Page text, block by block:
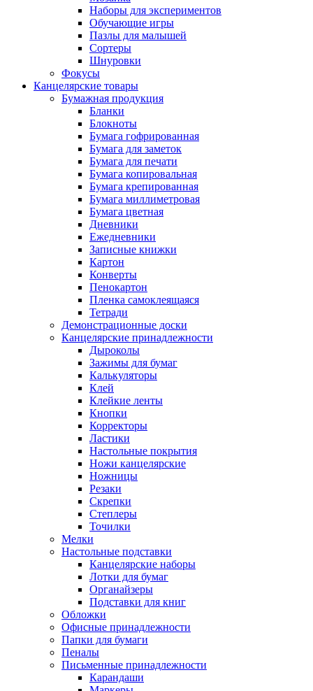
Наборы для экспериментов
Обучающие игры
Пазлы для малышей
Сортеры
Шнуровки
Фокусы
Канцелярские товары
Бумажная продукция
Бланки
Блокноты
Бумага гофрированная
Бумага для заметок
Бумага для печати
Бумага копировальная
Бумага крепированная
Бумага миллиметровая
Бумага цветная
Дневники
Ежедневники
Записные книжки
Картон
Конверты
Пенокартон
Пленка самоклеящаяся
Тетради
Демонстрационные доски
Канцелярские принадлежности
Дыроколы
Зажимы для бумаг
Калькуляторы
Клей
Клейкие ленты
Кнопки
Корректоры
Ластики
Настольные покрытия
Ножи канцелярские
Ножницы
Резаки
Скрепки
Степлеры
Точилки
Мелки
Настольные подставки
Канцелярские наборы
Лотки для бумаг
Органайзеры
Подставки для книг
Обложки
Офисные принадлежности
Папки для бумаги
Пеналы
Письменные принадлежности
Карандаши